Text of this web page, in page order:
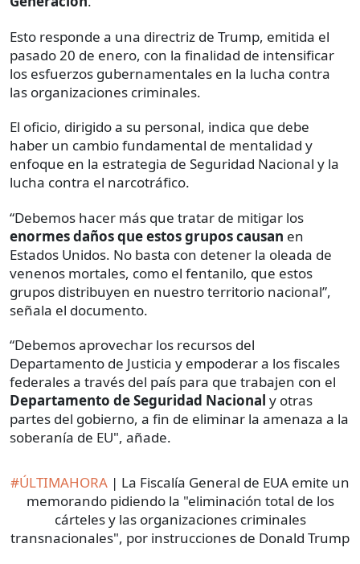
Esto responde a una directriz de Trump, emitida el
pasado 20 de enero, con la finalidad de intensificar
los esfuerzos gubernamentales en la lucha contra
las organizaciones criminales.
El oficio, dirigido a su personal, indica que debe
haber un cambio fundamental de mentalidad y
enfoque en la estrategia de Seguridad Nacional y la
lucha contra el narcotráfico.
“Debemos hacer más que tratar de mitigar los
enormes daños que estos grupos causan en
Estados Unidos. No basta con detener la oleada de
venenos mortales, como el fentanilo, que estos
grupos distribuyen en nuestro territorio nacional”,
señala el documento.
“Debemos aprovechar los recursos del
Departamento de Justicia y empoderar a los fiscales
federales a través del país para que trabajen con el
Departamento de Seguridad Nacional y otras
partes del gobierno, a fin de eliminar la amenaza a la
soberanía de EU", añade.
#ÚLTIMAHORA | La Fiscalía General de EUA emite un
memorando pidiendo la "eliminación total de los
cárteles y las organizaciones criminales
transnacionales", por instrucciones de Donald Trump